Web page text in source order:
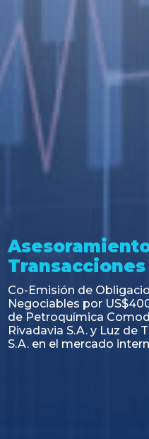
Transacciones
PAGBAM asesoró a
autorización para la
de los Certificados de
del Fideicomiso
Inmobiliario "Espacio